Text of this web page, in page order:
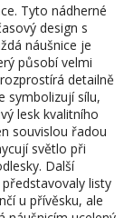
Tyto nádherné
design s
náušnice je
působí velmi
detailně
symbolizují sílu,
lesk kvalitního
souvislou řadou
světlo při
Další
listy
u přívěsku, ale